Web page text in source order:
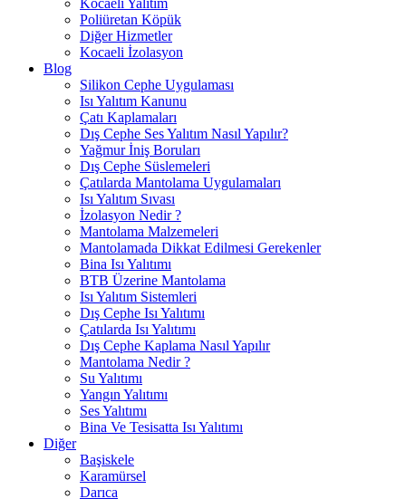
Kocaeli Yalıtım
Poliüretan Köpük
Diğer Hizmetler
Kocaeli İzolasyon
Blog
Silikon Cephe Uygulaması
Isı Yalıtım Kanunu
Çatı Kaplamaları
Dış Cephe Ses Yalıtım Nasıl Yapılır?
Yağmur İniş Boruları
Dış Cephe Süslemeleri
Çatılarda Mantolama Uygulamaları
Isı Yalıtım Sıvası
İzolasyon Nedir ?
Mantolama Malzemeleri
Mantolamada Dikkat Edilmesi Gerekenler
Bina Isı Yalıtımı
BTB Üzerine Mantolama
Isı Yalıtım Sistemleri
Dış Cephe Isı Yalıtımı
Çatılarda Isı Yalıtımı
Dış Cephe Kaplama Nasıl Yapılır
Mantolama Nedir ?
Su Yalıtımı
Yangın Yalıtımı
Ses Yalıtımı
Bina Ve Tesisatta Isı Yalıtımı
Diğer
Başiskele
Karamürsel
Darıca